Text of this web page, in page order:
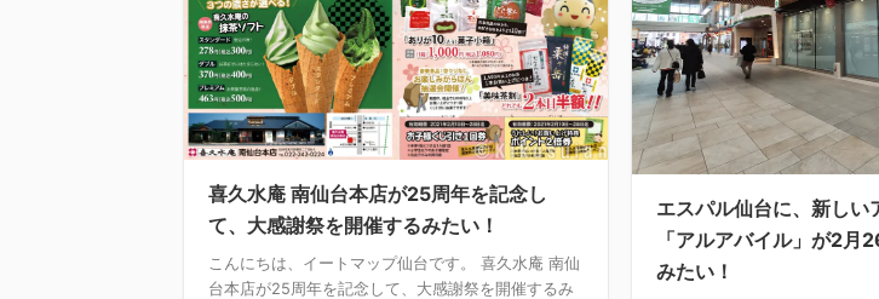
喜久水庵 南仙台本店が25周年を記念し
て、大感謝祭を開催するみたい！
こんにちは、イートマップ仙台です。 喜久水庵 南仙
台本店が25周年を記念して、大感謝祭を開催するみ
エスパル仙台に、新しい
「アルアバイル」が2月
みたい！